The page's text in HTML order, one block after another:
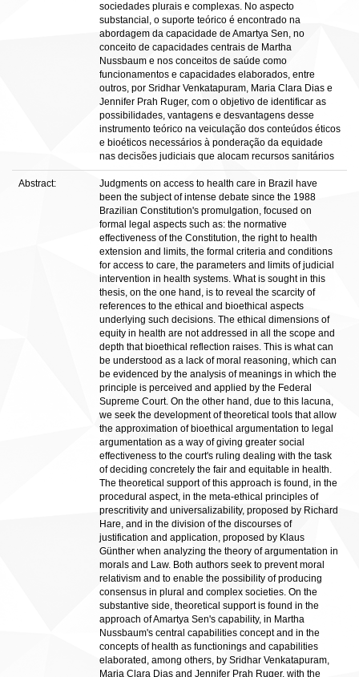
sociedades plurais e complexas. No aspecto
substancial, o suporte teórico é encontrado na
abordagem da capacidade de Amartya Sen, no
conceito de capacidades centrais de Martha
Nussbaum e nos conceitos de saúde como
funcionamentos e capacidades elaborados, entre
outros, por Sridhar Venkatapuram, Maria Clara Dias e
Jennifer Prah Ruger, com o objetivo de identificar as
possibilidades, vantagens e desvantagens desse
instrumento teórico na veiculação dos conteúdos éticos
e bioéticos necessários à ponderação da equidade
nas decisões judiciais que alocam recursos sanitários
Abstract:
Judgments on access to health care in Brazil have
been the subject of intense debate since the 1988
Brazilian Constitution's promulgation, focused on
formal legal aspects such as: the normative
effectiveness of the Constitution, the right to health
extension and limits, the formal criteria and conditions
for access to care, the parameters and limits of judicial
intervention in health systems. What is sought in this
thesis, on the one hand, is to reveal the scarcity of
references to the ethical and bioethical aspects
underlying such decisions. The ethical dimensions of
equity in health are not addressed in all the scope and
depth that bioethical reflection raises. This is what can
be understood as a lack of moral reasoning, which can
be evidenced by the analysis of meanings in which the
principle is perceived and applied by the Federal
Supreme Court. On the other hand, due to this lacuna,
we seek the development of theoretical tools that allow
the approximation of bioethical argumentation to legal
argumentation as a way of giving greater social
effectiveness to the court's ruling dealing with the task
of deciding concretely the fair and equitable in health.
The theoretical support of this approach is found, in the
procedural aspect, in the meta-ethical principles of
prescritivity and universalizability, proposed by Richard
Hare, and in the division of the discourses of
justification and application, proposed by Klaus
Günther when analyzing the theory of argumentation in
morals and Law. Both authors seek to prevent moral
relativism and to enable the possibility of producing
consensus in plural and complex societies. On the
substantive side, theoretical support is found in the
approach of Amartya Sen's capability, in Martha
Nussbaum's central capabilities concept and in the
concepts of health as functionings and capabilities
elaborated, among others, by Sridhar Venkatapuram,
Maria Clara Dias and Jennifer Prah Ruger, with the